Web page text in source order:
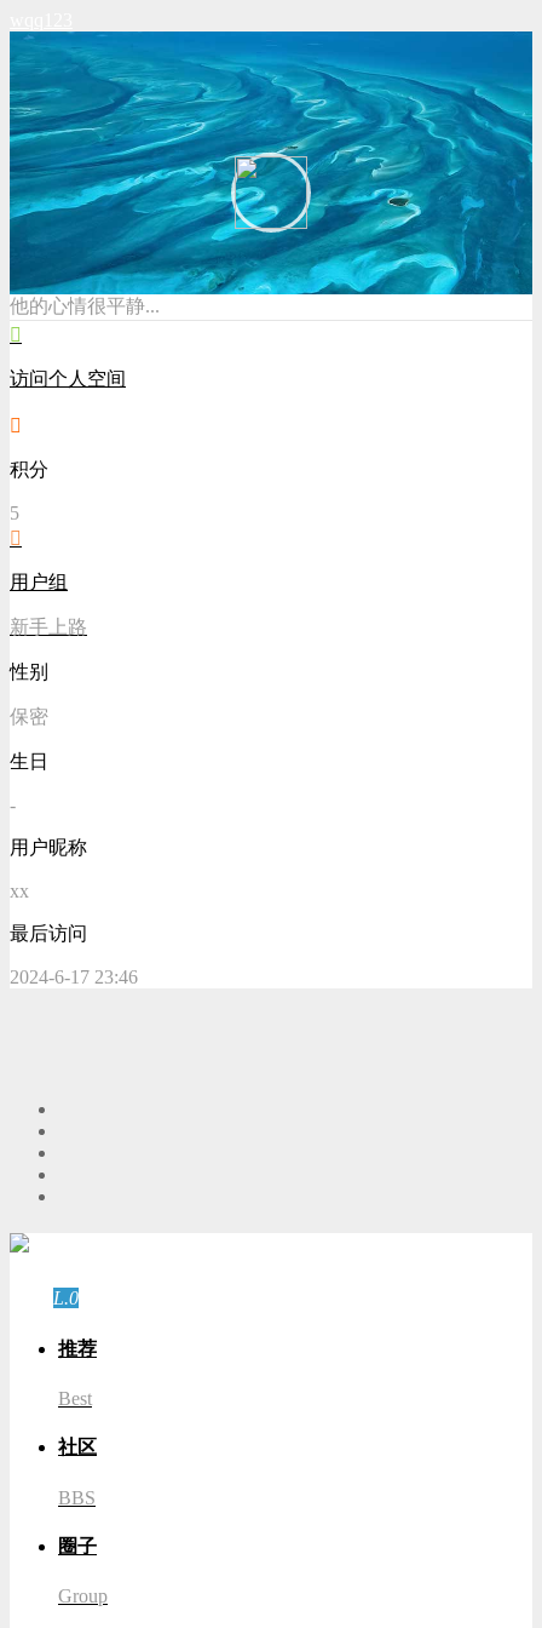
他的心情很平静...
访问个人空间
积分
5
用户组
新手上路
性别
保密
生日
-
用户昵称
xx
最后访问
2024-6-17 23:46
L.0
推荐
Best
社区
BBS
圈子
Group